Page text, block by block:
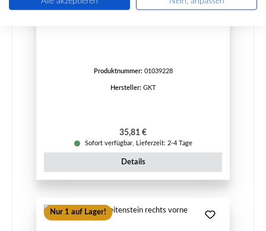
Produktnummer: 01039228
Hersteller: GKT
Regulärer Preis:
35,81 €
Sofort verfügbar, Lieferzeit: 2-4 Tage
Details
Nur 1 auf Lager!